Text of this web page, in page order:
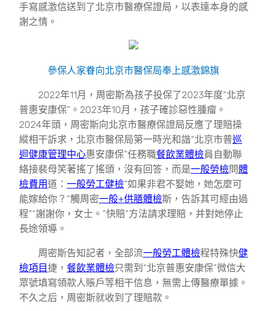
手寫感激信送到了北京市醫療保證局，以表達本身的感
謝之情。
參保人家眷向北京市醫保局奉上感激錦旗
2022年11月，周密斯為孩子投保了2023年度“北京
普惠安康保”。2023年10月，孩子確診惡性腫瘤。
2024年頭，周密斯向北京市醫療保證局反應了理賠操
縱相干訴求，北京市醫保局第一時光和諧“北京市普巡
迴健康管理中心惠安康保”任務職餐飲業體檢員自動聯
絡接裴母笑著搖了搖頭，沒有回答，而是一般勞檢問體
檢費用道： 一般勞工健檢“如果非君不娶她，她怎麼可
能嫁給你？”觸周密一般+供膳體檢斯，告訴其可經由過
程““謝謝你，女士。”快賠”方法請求理賠，并對她停止
長途領導。
周密斯告知記者，全部流一般勞工體檢程特殊快健
檢項目捷， 餐飲業體檢只需到“北京普惠安康保”微信大
眾號填寫領款人賬戶等相干信息，無需上傳醫療單據。
不久之后，周密斯就收到了理賠款。